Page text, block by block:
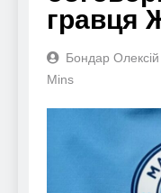
гравця
Бондар Олексій
Mins